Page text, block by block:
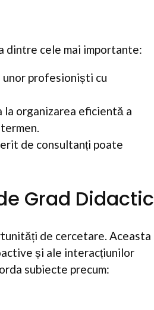
dintre cele mai importante:
profesioniști cu
la organizarea eficientă a
de consultanți poate
Grad Didactic
de cercetare. Aceasta
și ale interacțiunilor
subiecte precum: